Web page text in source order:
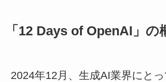
「12 Days of OpenAI」の
2024年12月、生成AI業界にと